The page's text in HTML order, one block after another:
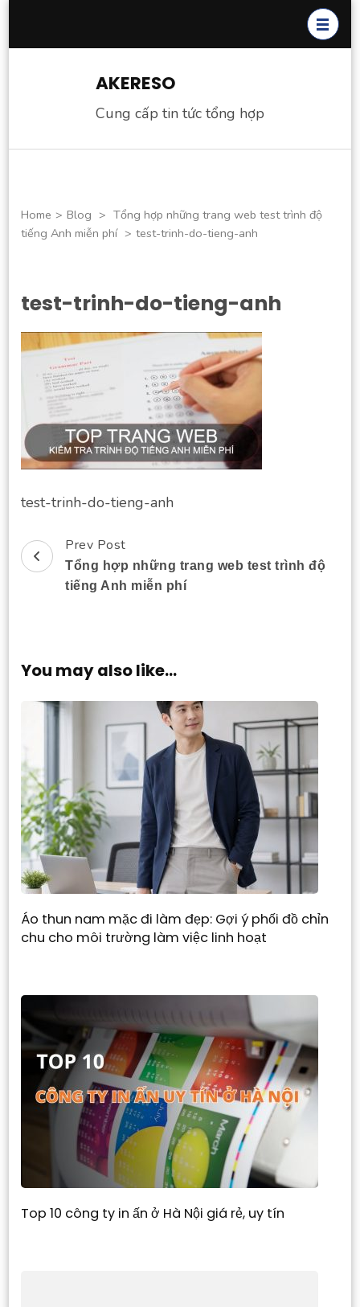
AKERESO
Cung cấp tin tức tổng hợp
Home > Blog > Tổng hợp những trang web test trình độ
tiếng Anh miễn phí > test-trinh-do-tieng-anh
test-trinh-do-tieng-anh
test-trinh-do-tieng-anh
Post
Navigation
Prev Post
Tổng hợp những trang web test trình độ
tiếng Anh miễn phí
You may also like...
Áo thun nam mặc đi làm đẹp: Gợi ý phối đồ chỉn
chu cho môi trường làm việc linh hoạt
Top 10 công ty in ấn ở Hà Nội giá rẻ, uy tín